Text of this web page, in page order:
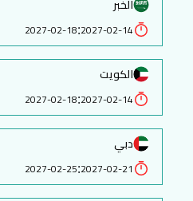
الخبر
2027-02-14
:
2027-02-18
الكويت
2027-02-14
:
2027-02-18
دبي
2027-02-21
:
2027-02-25